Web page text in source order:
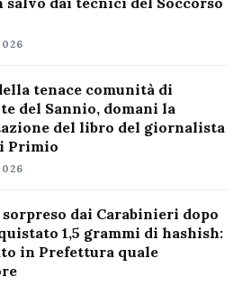
tenace comunità di
del Sannio, domani la
del libro del giornalista
Primio
dai Carabinieri dopo
1,5 grammi di hashish:
in Prefettura quale